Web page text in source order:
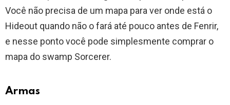
Você não precisa de um mapa para ver onde está o
Hideout quando não o fará até pouco antes de Fenrir,
e nesse ponto você pode simplesmente comprar o
mapa do swamp Sorcerer.
Armas